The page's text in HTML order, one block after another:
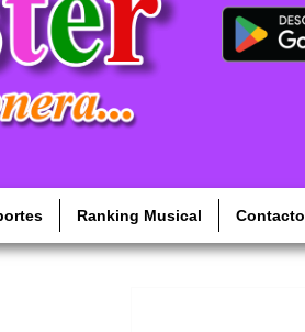
Ranking Musical Contacto